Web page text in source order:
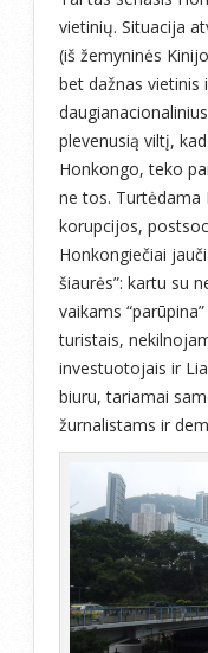
vietinių. Situacija
(iš žemyninės
bet dažnas vietinis
plevenusią viltį,
Honkongo, teko
ne tos. Turtėdama
korupcijos,
Honkongiečiai
šiaurės”: kartu su
vaikams
turistais,
investuotojais ir
biuru, tariamai
žurnalistams ir